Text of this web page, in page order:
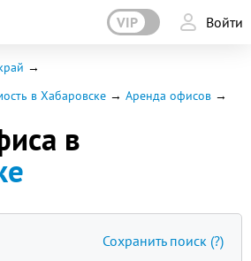
VIP Войти
в Хабаровске
Аренда офисов
в
Сохранить поиск (?)